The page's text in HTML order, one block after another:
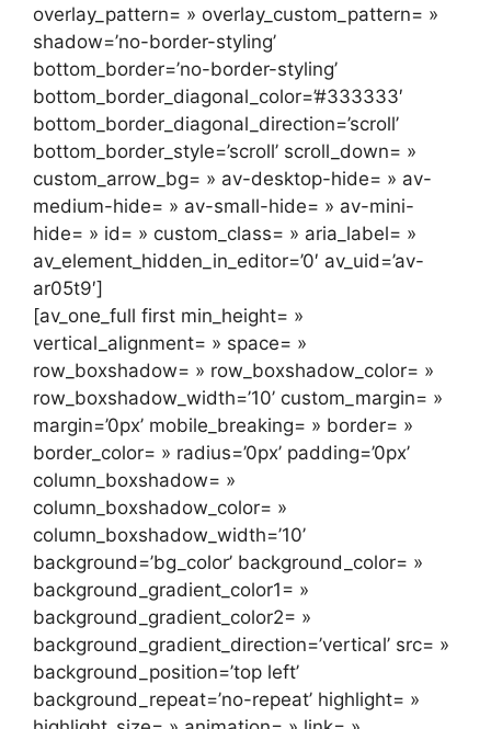
overlay_pattern= » overlay_custom_pattern= »
shadow=’no-border-styling’
bottom_border=’no-border-styling’
bottom_border_diagonal_color=’#333333′
bottom_border_diagonal_direction=’scroll’
bottom_border_style=’scroll’ scroll_down= »
custom_arrow_bg= » av-desktop-hide= » av-
medium-hide= » av-small-hide= » av-mini-
hide= » id= » custom_class= » aria_label= »
av_element_hidden_in_editor=’0′ av_uid=’av-
ar05t9′]
[av_one_full first min_height= »
vertical_alignment= » space= »
row_boxshadow= » row_boxshadow_color= »
row_boxshadow_width=’10’ custom_margin= »
margin=’0px’ mobile_breaking= » border= »
border_color= » radius=’0px’ padding=’0px’
column_boxshadow= »
column_boxshadow_color= »
column_boxshadow_width=’10’
background=’bg_color’ background_color= »
background_gradient_color1= »
background_gradient_color2= »
background_gradient_direction=’vertical’ src= »
background_position=’top left’
background_repeat=’no-repeat’ highlight= »